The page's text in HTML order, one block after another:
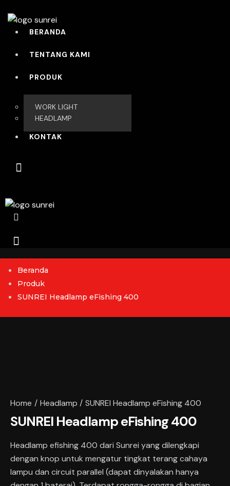
BERANDA
TENTANG KAMI
PRODUK
WORK LIGHT
HEADLAMP
KONTAK
Beranda
Produk
SUNREI Headlamp eFishing 400
Home Headlamp SUNREI Headlamp eFishing 400
SUNREI Headlamp eFishing 400
Headlamp efishing 400 dari Sunrei yang dilengkapi
dengan knop untuk mengatur tingkat terang cahaya
lampu dan circuit parallel (dapat dinyalakan hanya